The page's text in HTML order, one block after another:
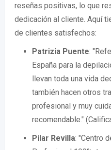
reseñas positivas, lo que
dedicación al cliente. Aquí
de clientes satisfechos:
Patrizia Puente:
España para la
llevan toda una vida
también hacen otros
profesional y muy
recomendable."
Pilar Revilla: "Centro